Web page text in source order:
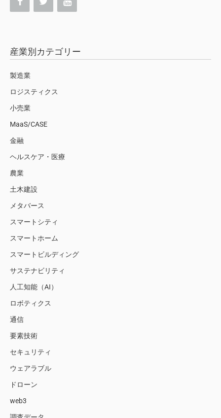
産業別カテゴリー
製造業
ロジスティクス
小売業
MaaS/CASE
金融
ヘルスケア・医療
農業
土木建設
メタバース
スマートシティ
スマートホーム
スマートビルディング
サステナビリティ
人工知能（AI）
ロボティクス
通信
要素技術
セキュリティ
ウェアラブル
ドローン
web3